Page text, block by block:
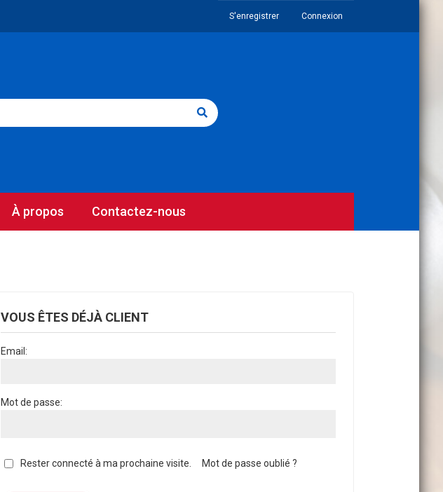
S'enregistrer Connexion
À propos Contactez-nous
VOUS ÊTES DÉJÀ CLIENT
Email:
Mot de passe:
Rester connecté à ma prochaine visite. Mot de passe oublié ?